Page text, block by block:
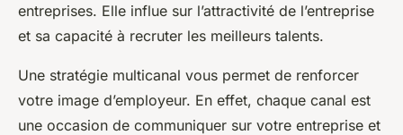
entreprises. Elle influe sur l’attractivité de l’entreprise
et sa capacité à recruter les meilleurs talents.
Une stratégie multicanal vous permet de renforcer
votre image d’employeur. En effet, chaque canal est
une occasion de communiquer sur votre entreprise et